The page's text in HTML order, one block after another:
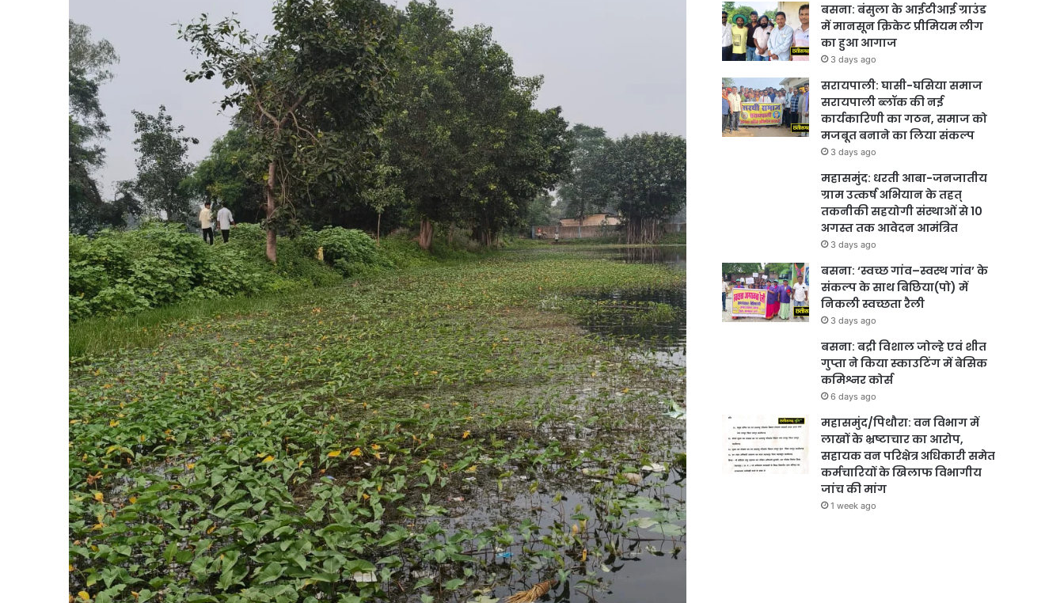
बसना: बंसुला के आईटीआई ग्राउंड
में मानसून क्रिकेट प्रीमियम लीग
का हुआ आगाज
3 days ago
सरायपाली: घासी-घसिया समाज
सरायपाली ब्लॉक की नई
कार्यकारिणी का गठन, समाज को
मजबूत बनाने का लिया संकल्प
3 days ago
महासमुंद: धरती आबा-जनजातीय
ग्राम उत्कर्ष अभियान के तहत्
तकनीकी सहयोगी संस्थाओं से 10
अगस्त तक आवेदन आमंत्रित
3 days ago
बसना: ‘स्वच्छ गांव–स्वस्थ गांव’ के
संकल्प के साथ बिछिया(पो) में
निकली स्वच्छता रैली
3 days ago
बसना: बद्री विशाल जोल्हे एवं शीत
गुप्ता ने किया स्काउटिंग में बेसिक
कमिश्नर कोर्स
6 days ago
महासमुंद/पिथौरा: वन विभाग में
लाखों के भ्रष्टाचार का आरोप,
सहायक वन परिक्षेत्र अधिकारी समेत
कर्मचारियों के खिलाफ विभागीय
जांच की मांग
1 week ago